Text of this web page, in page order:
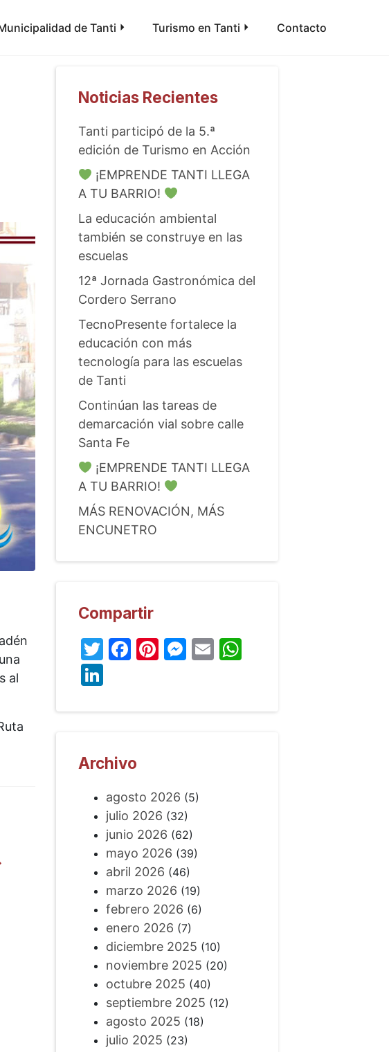
de Tanti Turismo en Tanti Contacto
al
Noticias Recientes
Tanti participó de la 5.ª
edición de Turismo en Acción
¡EMPRENDE TANTI LLEGA
A TU BARRIO!
La educación ambiental
también se construye en las
escuelas
12ª Jornada Gastronómica del
Cordero Serrano
TecnoPresente fortalece la
educación con más
tecnología para las escuelas
de Tanti
Continúan las tareas de
demarcación vial sobre calle
Santa Fe
¡EMPRENDE TANTI LLEGA
A TU BARRIO!
MÁS RENOVACIÓN, MÁS
ENCUNETRO
Compartir
Twitter
Facebook
Pinterest
Messenger
EmailWhatsApp
LinkedIn
Archivo
agosto 2026 (5)
julio 2026 (32)
junio 2026 (62)
mayo 2026 (39)
abril 2026 (46)
marzo 2026 (19)
febrero 2026 (6)
enero 2026 (7)
diciembre 2025 (10)
noviembre 2025 (20)
octubre 2025 (40)
septiembre 2025 (12)
agosto 2025 (18)
julio 2025 (23)